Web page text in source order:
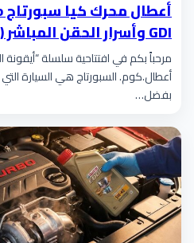
GDI وأسرار الحقن المباشر (الجزء الأول)
أعطال.كوم. السبورتاج هي السيارة
بفضل…